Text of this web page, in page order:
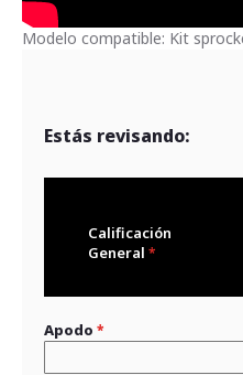
Modelo compatible: Kit
Estás revisando:
Calificación
General
Apodo